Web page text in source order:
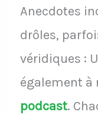
Anecdotes
drôles,
véridiques :
également à
podcast.